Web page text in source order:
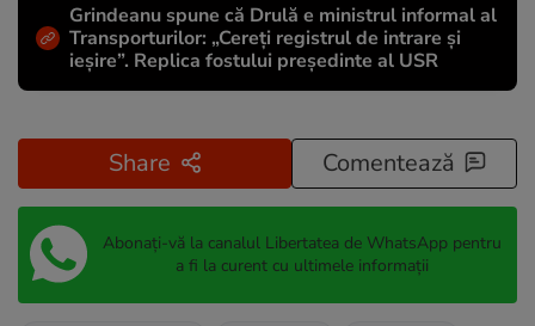
Grindeanu spune că Drulă e ministrul informal al
Transporturilor: „Cereți registrul de intrare și
ieșire”. Replica fostului președinte al USR
Share Comentează
Abonați-vă la canalul Libertatea de WhatsApp pentru
a fi la curent cu ultimele informații